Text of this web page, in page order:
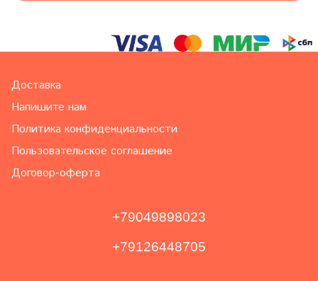
Доставка
Напишите нам
Политика конфиденциальности
Пользовательское соглашение
Договор-оферта
+79049898023
+79126448705